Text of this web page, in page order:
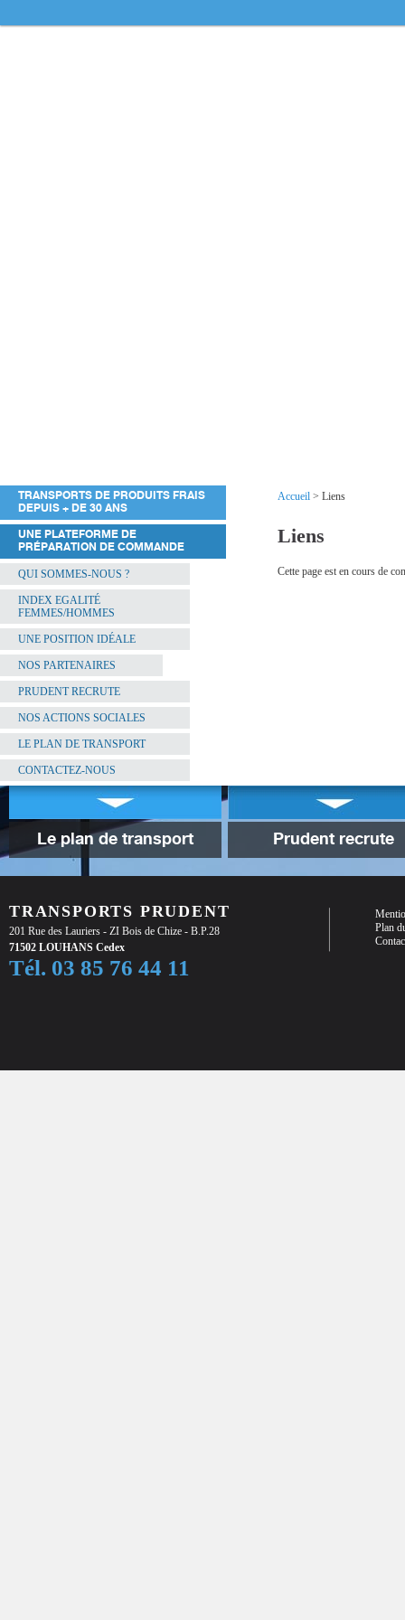
Accueil > Liens
Liens
Cette page est en cours de
TRANSPORTS DE PRODUITS FRAIS
DEPUIS + DE 30 ANS
UNE PLATEFORME DE
PRÉPARATION DE COMMANDE
QUI SOMMES-NOUS ?
INDEX EGALITÉ
FEMMES/HOMMES
UNE POSITION IDÉALE
NOS PARTENAIRES
PRUDENT RECRUTE
NOS ACTIONS SOCIALES
LE PLAN DE TRANSPORT
CONTACTEZ-NOUS
Le plan de transport Prudent recrute
TRANSPORTS PRUDENT
201 Rue des Lauriers - ZI Bois de Chize - B.P.28
71502 LOUHANS Cedex
Tél. 03 85 76 44 11
Plan